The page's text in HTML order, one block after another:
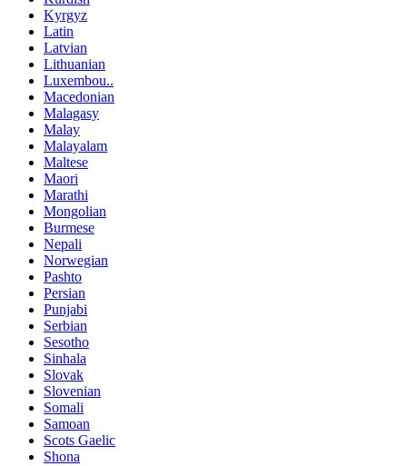
Kyrgyz
Latin
Latvian
Lithuanian
Luxembou..
Macedonian
Malagasy
Malay
Malayalam
Maltese
Maori
Marathi
Mongolian
Burmese
Nepali
Norwegian
Pashto
Persian
Punjabi
Serbian
Sesotho
Sinhala
Slovak
Slovenian
Somali
Samoan
Scots Gaelic
Shona